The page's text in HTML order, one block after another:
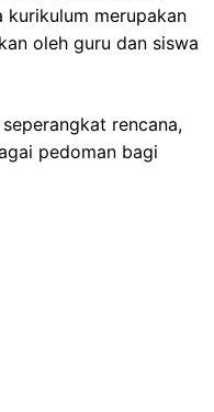
kurikulum merupakan
oleh guru dan siswa
rencana,
pedoman bagi